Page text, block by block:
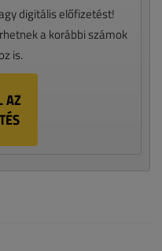
digitális előfizetést!
a korábbi számok
is.
AZ